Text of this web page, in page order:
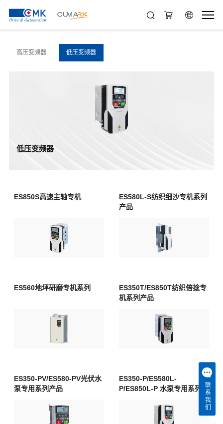
高压变频器 低压变频器
低压变频器
ES850S高速主轴专机
ES580L-S纺织细沙专机系列
产品
ES560地坪研磨专机系列
ES350T/ES850T纺织倍捻专
机系列产品
ES350-PV/ES580-PV光伏水
泵专用系列产品
ES350-P/ES580L-
P/ES850L-P 水泵专用系列产联系我们